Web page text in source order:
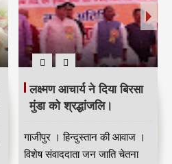
मजिंदर खरवार ने संगठन को
मजबूत बनाने की अपील की।
नई दिल्ली से मुंबई के वरिष्ठ पत्रकार
कपिलदेव खरवार की रिपोर्ट।खरवार